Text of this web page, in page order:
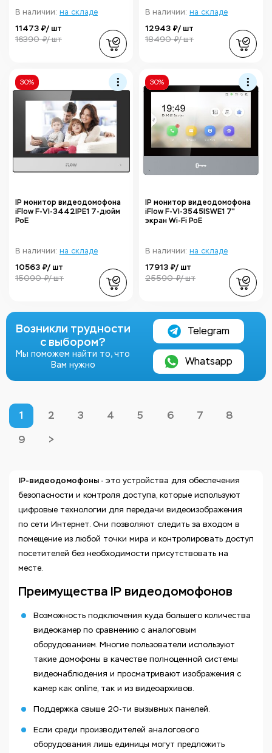
В наличии: на складе
11473 ₽/ шт
16390 ₽/ шт
В наличии: на складе
12943 ₽/ шт
18490 ₽/ шт
30%
IP монитор видеодомофона
iFlow F-VI-3442IPE1 7‑дюйм
PoE
В наличии: на складе
10563 ₽/ шт
15090 ₽/ шт
30%
IP монитор видеодомофона
iFlow F-VI-3545ISWE1 7"
экран Wi-Fi PoE
В наличии: на складе
17913 ₽/ шт
25590 ₽/ шт
Возникли трудности
с выбором?
Мы поможем найти то, что
Вам нужно
Telegram
Whatsapp
1 2 3 4 5 6 7 8
9 >
IP-видеодомофоны - это устройства для обеспечения
безопасности и контроля доступа, которые используют
цифровые технологии для передачи видеоизображения
по сети Интернет. Они позволяют следить за входом в
помещение из любой точки мира и контролировать доступ
посетителей без необходимости присутствовать на
месте.
Преимущества IP видеодомофонов
Возможность подключения куда большего количества
видеокамер по сравнению с аналоговым
оборудованием. Многие пользователи используют
такие домофоны в качестве полноценной системы
видеонаблюдения и просматривают изображения с
камер как online, так и из видеоархивов.
Поддержка свыше 20-ти вызывных панелей.
Если среди производителей аналогового
оборудования лишь единицы могут предложить